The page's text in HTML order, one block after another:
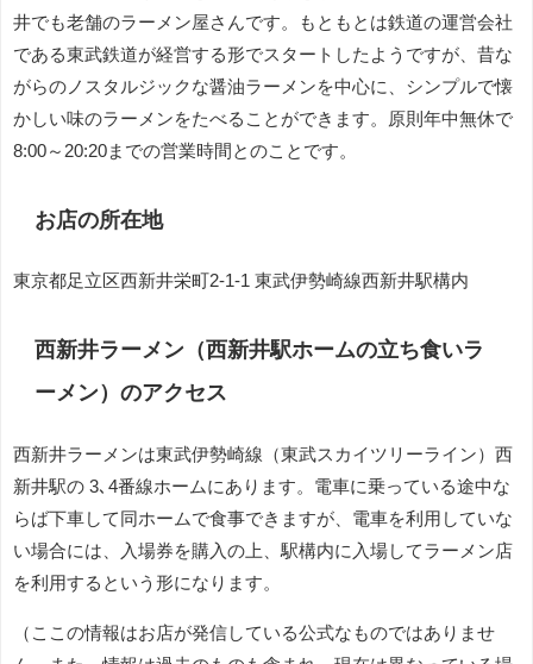
井でも老舗のラーメン屋さんです。もともとは鉄道の運営会社
である東武鉄道が経営する形でスタートしたようですが、昔な
がらのノスタルジックな醤油ラーメンを中心に、シンプルで懐
かしい味のラーメンをたべることができます。原則年中無休で
8:00～20:20までの営業時間とのことです。
お店の所在地
東京都足立区西新井栄町2-1-1 東武伊勢崎線西新井駅構内
西新井ラーメン（西新井駅ホームの立ち食いラ
ーメン）のアクセス
西新井ラーメンは東武伊勢崎線（東武スカイツリーライン）西
新井駅の 3､4番線ホームにあります。電車に乗っている途中な
らば下車して同ホームで食事できますが、電車を利用していな
い場合には、入場券を購入の上、駅構内に入場してラーメン店
を利用するという形になります。
（ここの情報はお店が発信している公式なものではありませ